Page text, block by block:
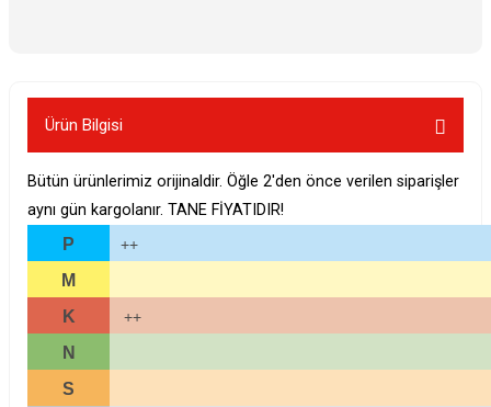
Ürün Bilgisi
Bütün ürünlerimiz orijinaldir. Öğle 2'den önce verilen siparişler
aynı gün kargolanır. TANE FİYATIDIR!
P
++
M
K
++
N
S